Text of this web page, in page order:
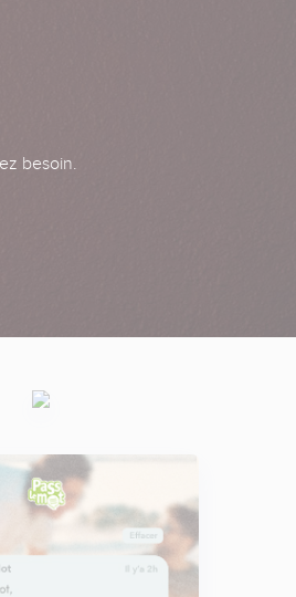
besoin.